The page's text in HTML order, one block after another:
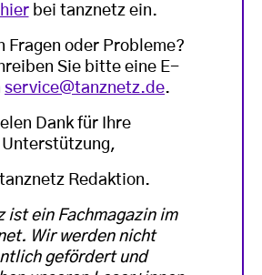
hierbei tanznetz ein.
Fragen oder Probleme?
Sie bitte eine E-
service@tanznetz.de.
Dank für Ihre
Unterstützung,
tanznetz Redaktion.
ist ein Fachmagazin im
Wir werden nicht
gefördert und